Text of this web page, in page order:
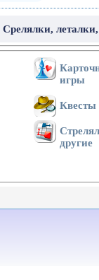
Срелялки,
игры
Квесты
другие